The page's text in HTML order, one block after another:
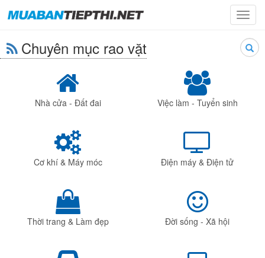
Chuyên mục rao vặt
Nhà cửa - Đất đai Việc làm - Tuyển sinh
Cơ khí & Máy móc Điện máy & Điện tử
Thời trang & Làm đẹp Đời sống - Xã hội